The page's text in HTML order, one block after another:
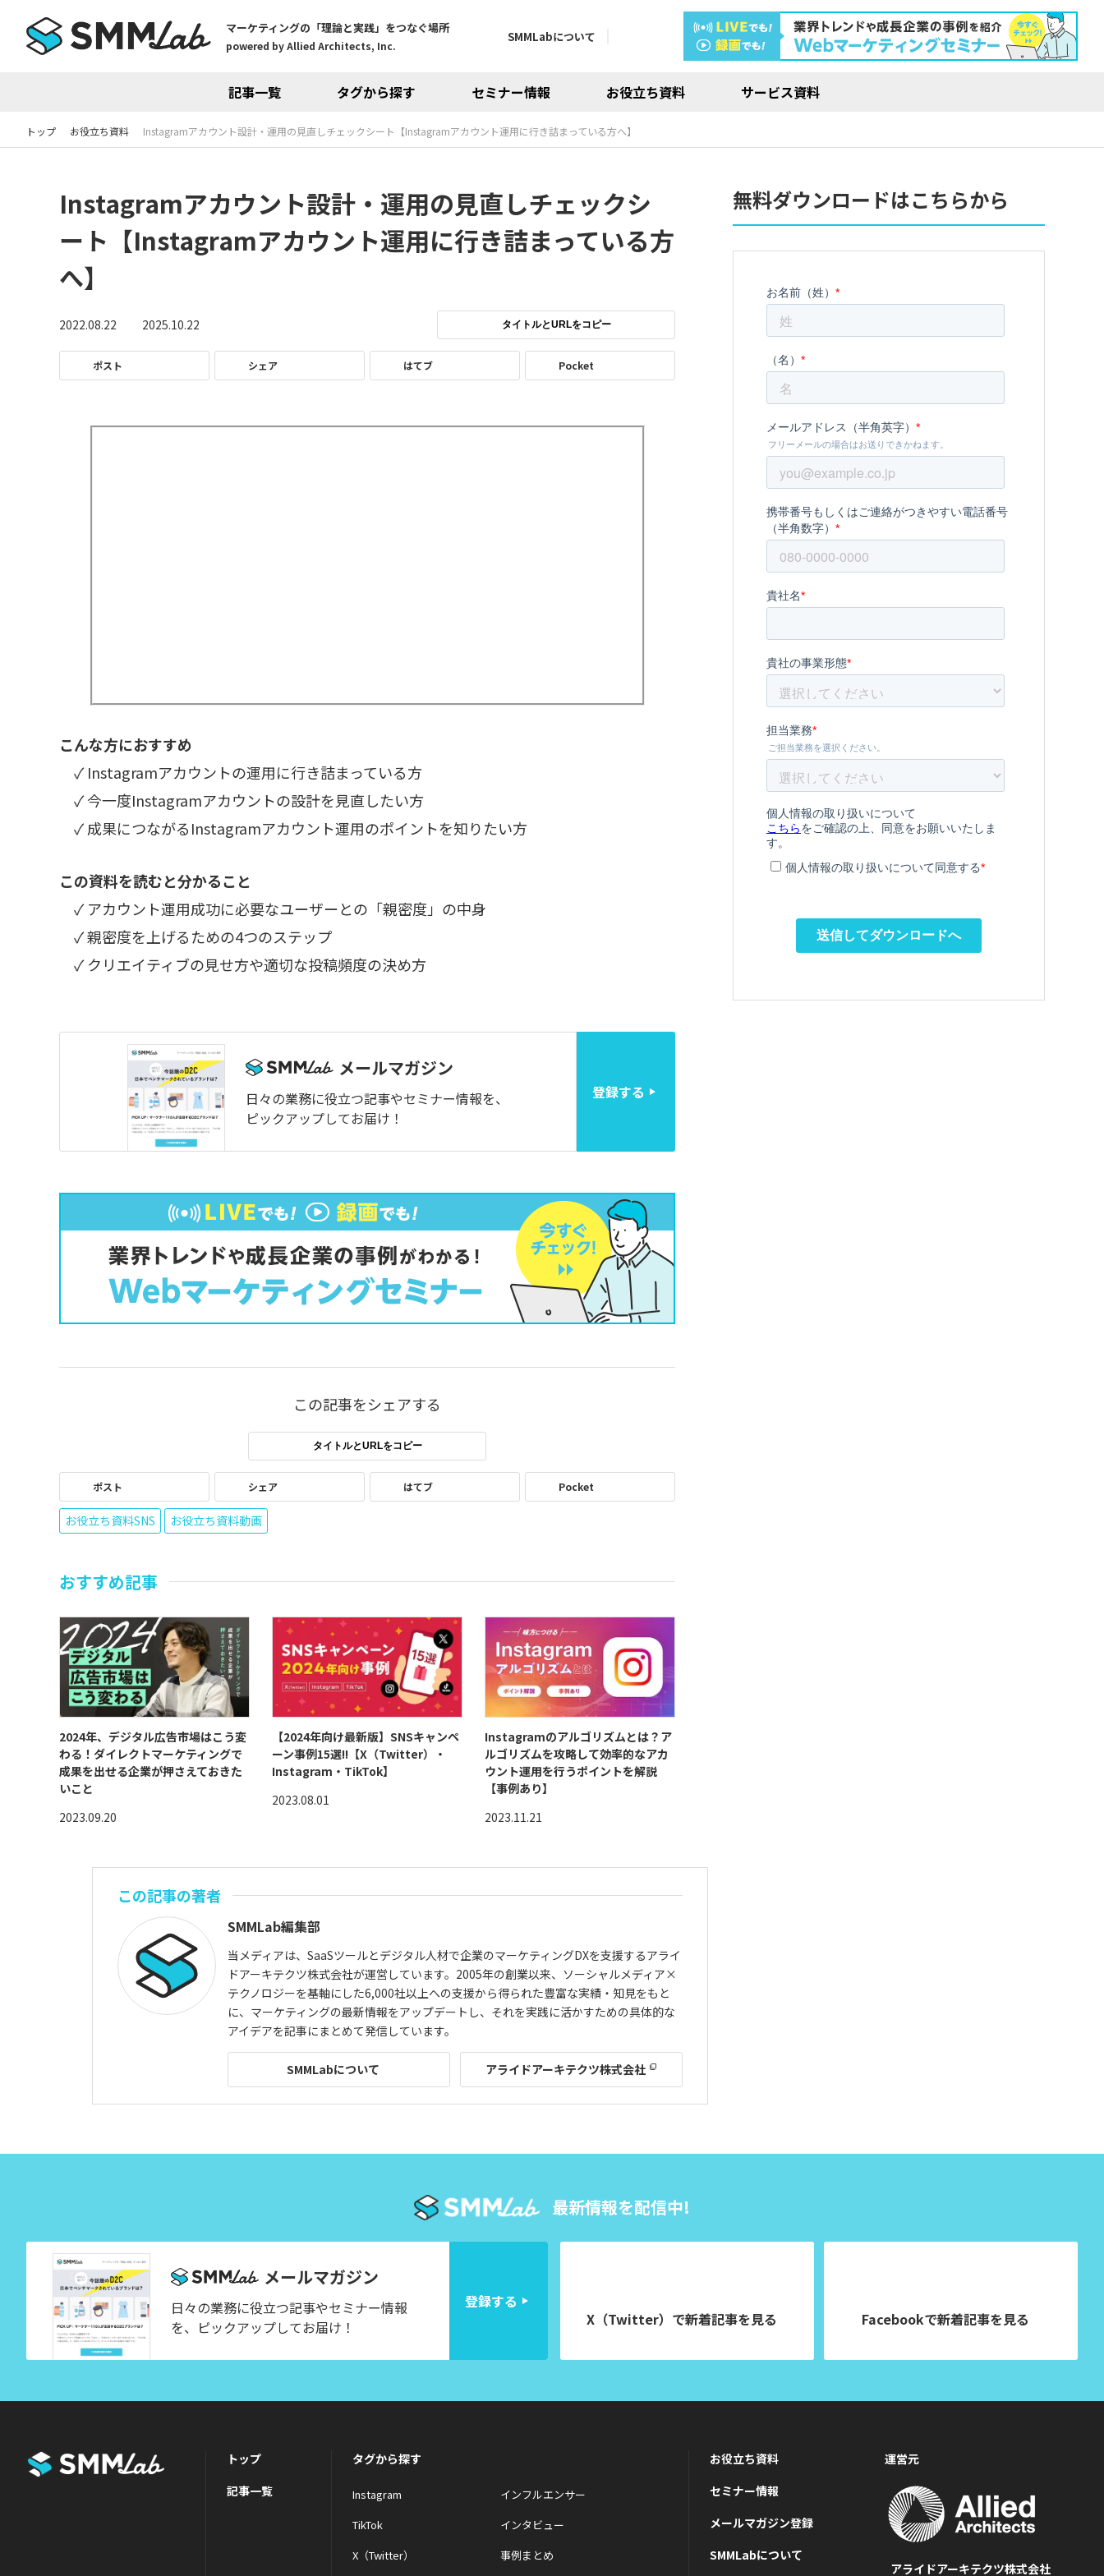
マーケティングの「理論と実践」をつなぐ場所
powered by Allied Architects, Inc.
記事一覧 タグから探す セミナー情報 お役立ち資料 サービス資料
SMMLabについて
トップ お役立ち資料 Instagramアカウント設計・運用の見直しチェックシート【Instagramアカウント運用に行き詰まっている方へ】
Instagramアカウント設計・運用の見直しチェックシ
ート【Instagramアカウント運用に行き詰まっている方
へ】
2022.08.22 2025.10.22 タイトルとURLをコピー
ポスト シェア はてブ Pocket
こんな方におすすめ
✓ Instagramアカウントの運用に行き詰まっている方
✓ 今一度Instagramアカウントの設計を見直したい方
✓ 成果につながるInstagramアカウント運用のポイントを知りたい方
この資料を読むと分かること
✓ アカウント運用成功に必要なユーザーとの「親密度」の中身
✓ 親密度を上げるための4つのステップ
✓ クリエイティブの見せ方や適切な投稿頻度の決め方
無料ダウンロードはこちらから
メールマガジン
日々の業務に役立つ記事やセミナー情報を、
ピックアップしてお届け！
登録する
この記事をシェアする
タイトルとURLをコピー
ポスト シェア はてブ Pocket
お役立ち資料SNS お役立ち資料動画
おすすめ記事
2024年、デジタル広告市場はこう変
わる！ダイレクトマーケティングで
成果を出せる企業が押さえておきた
いこと
2023.09.20
【2024年向け最新版】SNSキャンペ
ーン事例15選!!【X（Twitter）・
Instagram・TikTok】
2023.08.01
Instagramのアルゴリズムとは？ア
ルゴリズムを攻略して効率的なアカ
ウント運用を行うポイントを解説
【事例あり】
2023.11.21
この記事の著者
SMMLab編集部
当メディアは、SaaSツールとデジタル人材で企業のマーケティングDXを支援するアライ
ドアーキテクツ株式会社が運営しています。2005年の創業以来、ソーシャルメディア×
テクノロジーを基軸にした6,000社以上への支援から得られた豊富な実績・知見をもと
に、マーケティングの最新情報をアップデートし、それを実践に活かすための具体的な
アイデアを記事にまとめて発信しています。
SMMLabについて アライドアーキテクツ株式会社
最新情報を配信中!
メールマガジン
日々の業務に役立つ記事やセミナー情報
を、ピックアップしてお届け！
登録する
X（Twitter）で新着記事を見る Facebookで新着記事を見る
トップ
記事一覧
タグから探す
Instagram
TikTok
X（Twitter）
インフルエンサー
インタビュー
事例まとめ
お役立ち資料
セミナー情報
メールマガジン登録
SMMLabについて
運営元
アライドアーキテクツ株式会社